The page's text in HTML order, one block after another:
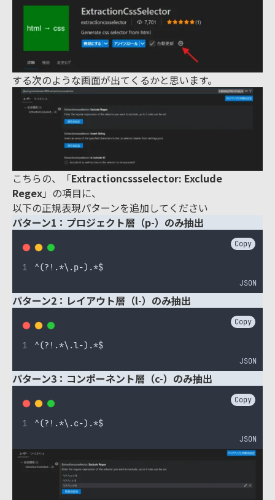
する次のような画面が出てくるかと思います。
こちらの、「Extractioncssselector: Exclude
Regex」の項目に、
以下の正規表現パターンを追加してください
パターン1：プロジェクト層（p-）のみ抽出
Copy
^(?!.*\.p-).*$
JSON
パターン2：レイアウト層（l-）のみ抽出
Copy
^(?!.*\.l-).*$
JSON
パターン3：コンポーネント層（c-）のみ抽出
Copy
^(?!.*\.c-).*$
JSON